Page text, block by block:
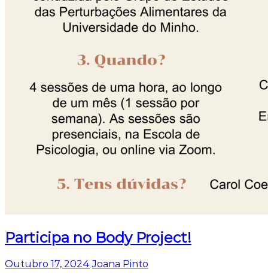
Participa no Body Project!
Outubro 17, 2024 Joana Pinto